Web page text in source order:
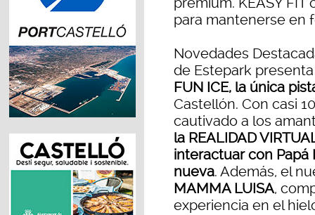
para mantenerse en
Novedades
de Estepark
FUN ICE, la única
Castellón. Con casi
cautivado a los
la REALIDAD
interactuar con
nueva. Además, el
MAMMA LUISA,
experiencia en el